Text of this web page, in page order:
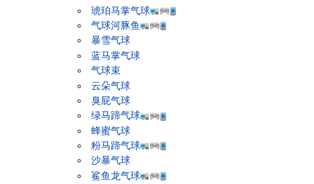
琥珀马掌气球
气球河豚鱼
暴雪气球
蓝马掌气球
气球束
云朵气球
臭屁气球
绿马蹄气球
蜂蜜气球
粉马蹄气球
沙暴气球
鲨鱼龙气球